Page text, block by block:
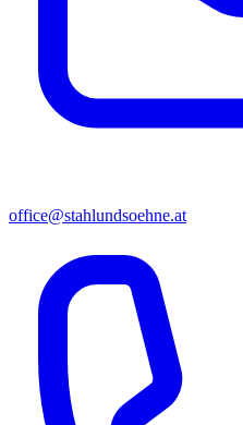
office@stahlundsoehne.at